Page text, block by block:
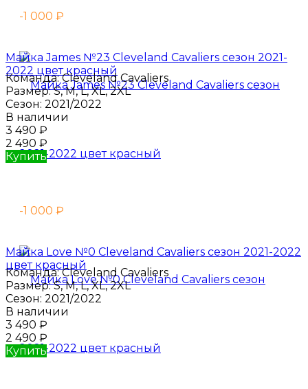
-1 000 ₽
Майка James №23 Cleveland Cavaliers сезон 2021-
2022 цвет красный
Команда:Cleveland Cavaliers
Размер:S, M, L, XL, 2XL
Сезон: 2021/2022
В наличии
3 490 ₽
2 490 ₽
Купить
-1 000 ₽
Майка Love №0 Cleveland Cavaliers сезон 2021-2022
цвет красный
Команда:Cleveland Cavaliers
Размер:S, M, L, XL, 2XL
Сезон: 2021/2022
В наличии
3 490 ₽
2 490 ₽
Купить